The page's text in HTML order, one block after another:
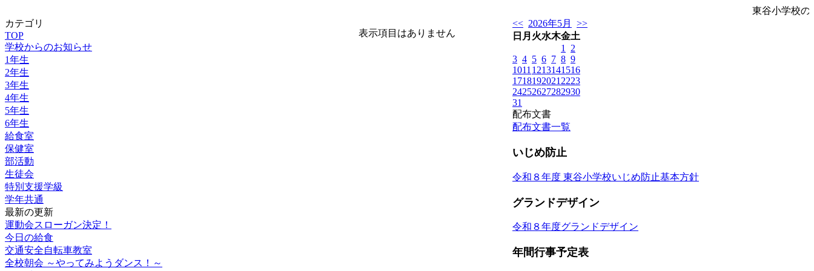
東谷小学校の
カテゴリ
TOP
学校からのお知らせ
1年生
2年生
3年生
4年生
5年生
6年生
給食室
保健室
部活動
生徒会
特別支援学級
学年共通
最新の更新
運動会スローガン決定！
今日の給食
交通安全自転車教室
全校朝会 ～やってみようダンス！～
表示項目はありません
<< 2026年5月
>>
日 月 火水木金土
1
2
3 4 5 6 7 8 9
1011 1213141516
1718192021 2223
24252627282930
31
配布文書
配布文書一覧
いじめ防止
令和８年度 東谷小学校いじめ防止基本方針
グランドデザイン
令和８年度グランドデザイン
年間行事予定表